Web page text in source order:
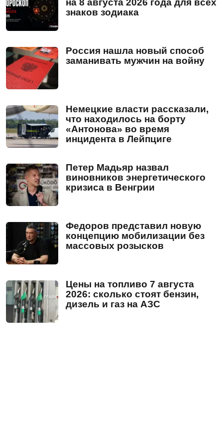
на 8 августа 2026 года для всех
знаков зодиака
Россия нашла новый способ
заманивать мужчин на войну
Немецкие власти рассказали,
что находилось на борту
«Антонова» во время
инцидента в Лейпциге
Петер Мадьяр назвал
виновников энергетического
кризиса в Венгрии
Федоров представил новую
концепцию мобилизации без
массовых розысков
Цены на топливо 7 августа
2026: сколько стоят бензин,
дизель и газ на АЗС